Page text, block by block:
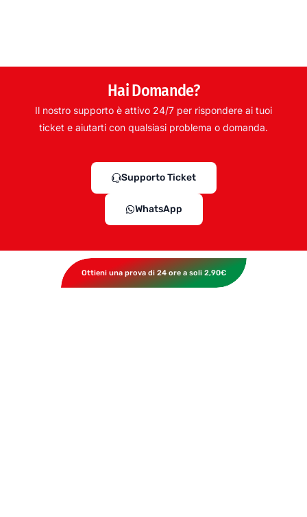
Hai Domande?
Il nostro supporto è attivo 24/7 per rispondere ai tuoi
ticket e aiutarti con qualsiasi problema o domanda.
Supporto Ticket
WhatsApp
Ottieni una prova di 24 ore a soli 2,90€